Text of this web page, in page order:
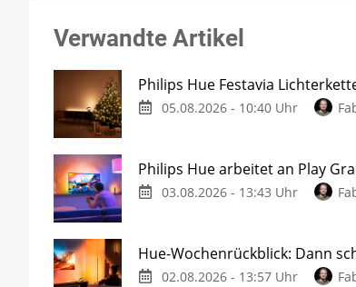
Verwandte Artikel
Philips Hue Festavia
05.08.2026 - 10:40 Uhr
Philips Hue arbeitet an Play
03.08.2026 - 13:43 Uhr
Hue-Wochenrückblick: Dann
02.08.2026 - 13:57 Uhr